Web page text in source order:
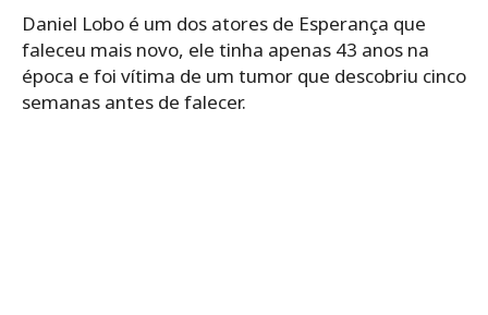
Daniel Lobo é um dos atores de Esperança que
faleceu mais novo, ele tinha apenas 43 anos na
época e foi vítima de um tumor que descobriu cinco
semanas antes de falecer.